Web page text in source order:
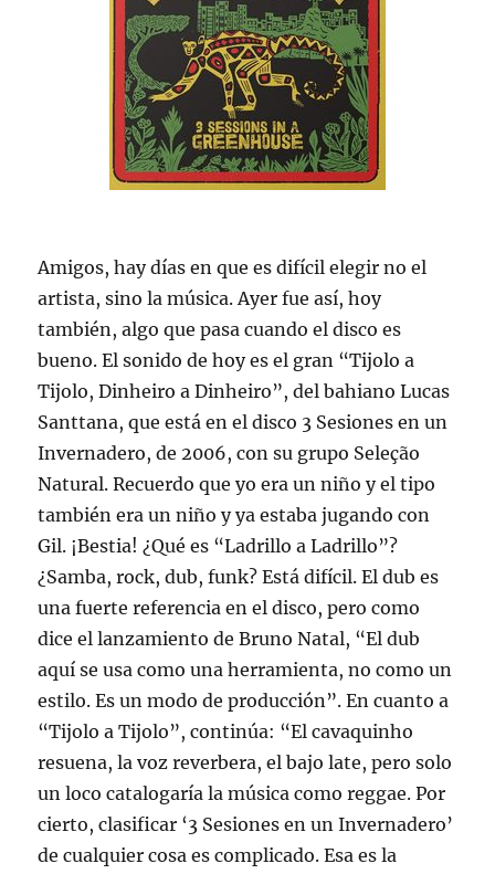
Amigos, hay días en que es difícil elegir no el
artista, sino la música. Ayer fue así, hoy
también, algo que pasa cuando el disco es
bueno. El sonido de hoy es el gran “Tijolo a
Tijolo, Dinheiro a Dinheiro”, del bahiano Lucas
Santtana, que está en el disco 3 Sesiones en un
Invernadero, de 2006, con su grupo Seleção
Natural. Recuerdo que yo era un niño y el tipo
también era un niño y ya estaba jugando con
Gil. ¡Bestia! ¿Qué es “Ladrillo a Ladrillo”?
¿Samba, rock, dub, funk? Está difícil. El dub es
una fuerte referencia en el disco, pero como
dice el lanzamiento de Bruno Natal, “El dub
aquí se usa como una herramienta, no como un
estilo. Es un modo de producción”. En cuanto a
“Tijolo a Tijolo”, continúa: “El cavaquinho
resuena, la voz reverbera, el bajo late, pero solo
un loco catalogaría la música como reggae. Por
cierto, clasificar ‘3 Sesiones en un Invernadero’
de cualquier cosa es complicado. Esa es la